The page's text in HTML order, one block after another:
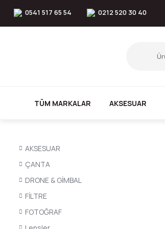
0541 517 65 54 0212 520 30 40
TÜM MARKALAR AKSESUAR
AKSESUAR
ÇANTA
DRONE & GİMBAL
FİLTRE
FOTOĞRAF